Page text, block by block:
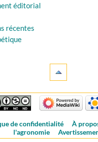
éditorial
récentes
de confidentialité
À
l'agronomie